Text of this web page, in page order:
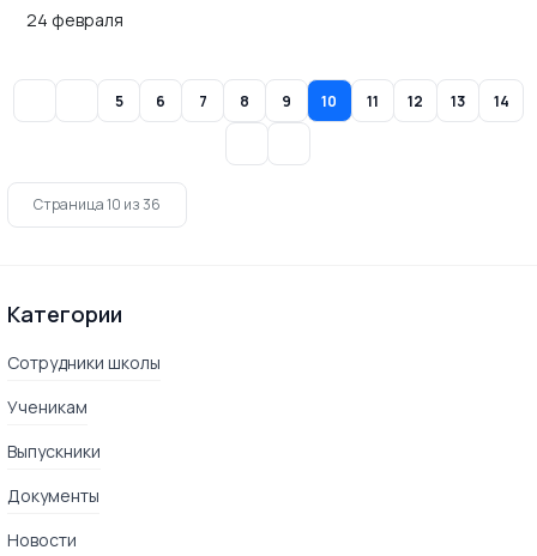
24 февраля
Страница 10 из 36
5 6 7 8 9 10 11 12 13 14
Категории
Сотрудники школы
Ученикам
Выпускники
Документы
Новости